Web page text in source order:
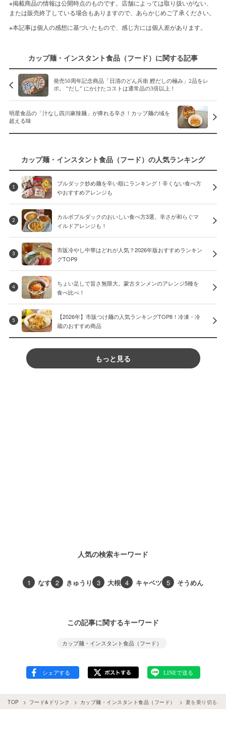
※掲載商品の情報は公開時点のものです。店舗によっては取り扱いがない、
または販売終了している場合もありますので、あらかじめご了承ください。
※本記事は個人の感想に基づいたもので、感じ方には個人差があります。
カップ麺・インスタント食品（フード）に関する記事
発売50周年記念商品「日清のどん兵衛 鰹だしの極み」2品をレ
ポ。 “だし” にかけたコストは通常品の3倍以上！
明星食品の「汁なし四川麻辣麺」が痺れる辛さ！カップ麺の域を
超える味
カップ麺・インスタント食品（フード）の人気ランキング
1
ブルダック炒め麺を辛い順にランキング！辛くない食べ方
やおすすめアレンジも
2
カルボブルダックのおいしい食べ方3選。辛さが和らぐマ
イルドアレンジも！
3
市販冷やし中華はどれが人気？2026年版おすすめランキン
グTOP9
4
ちょい足しで旨さ無限大。蒙古タンメンのアレンジ5種を
食べ比べ！
5
【2026年】市販つけ麺の人気ランキングTOP8！冷凍・冷
蔵のおすすめ商品
もっと見る
人気の検索キーワード
1 なす 2 きゅうり 3 大根 4 キャベツ 5 そうめん
この記事に関するキーワード
カップ麺・インスタント食品（フード）
TOP フード&ドリンク カップ麺・インスタント食品（フード） 夏を乗り切るイ